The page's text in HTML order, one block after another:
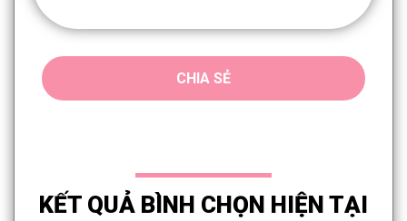
CHIA SẺ
KẾT QUẢ BÌNH CHỌN HIỆN TẠI